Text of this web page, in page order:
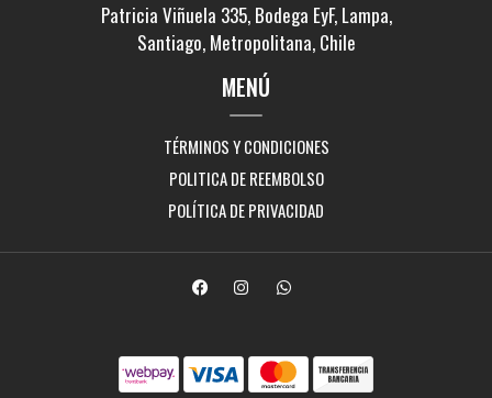
Patricia Viñuela 335, Bodega EyF, Lampa,
Santiago, Metropolitana, Chile
MENÚ
TÉRMINOS Y CONDICIONES
POLITICA DE REEMBOLSO
POLÍTICA DE PRIVACIDAD